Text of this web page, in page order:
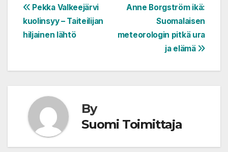
Artikkelien
selaus
Anne Borgström ikä:
Suomalaisen
meteorologin pitkä ura
ja elämä
Pekka Valkeejärvi
kuolinsyy – Taiteilijan
hiljainen lähtö
By
Suomi Toimittaja